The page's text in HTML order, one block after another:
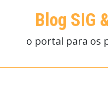
Blog SIG
o portal para os